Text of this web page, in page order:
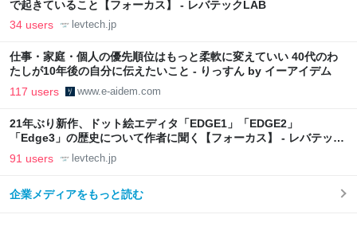
で起きていること【フォーカス】 - レバテックLAB
34 users levtech.jp
仕事・家庭・個人の優先順位はもっと柔軟に変えていい 40代のわ
たしが10年後の自分に伝えたいこと - りっすん by イーアイデム
117 users www.e-aidem.com
21年ぶり新作、ドット絵エディタ「EDGE1」「EDGE2」
「Edge3」の歴史について作者に聞く【フォーカス】 - レバテック
LAB
91 users levtech.jp
企業メディアをもっと読む